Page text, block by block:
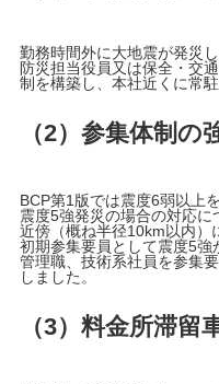
勤務時間外に大地震が発災
防災担当役員又は保全・交
制を構築し、本社近くに常
（2）参集体制の
BCP第1版では震度6弱以上
震度5強発災の場合の対応
近傍（概ね半径10km以内）
初期参集要員として震度5
管理職、技術系社員を参集
しました。
（3）料金所滞留